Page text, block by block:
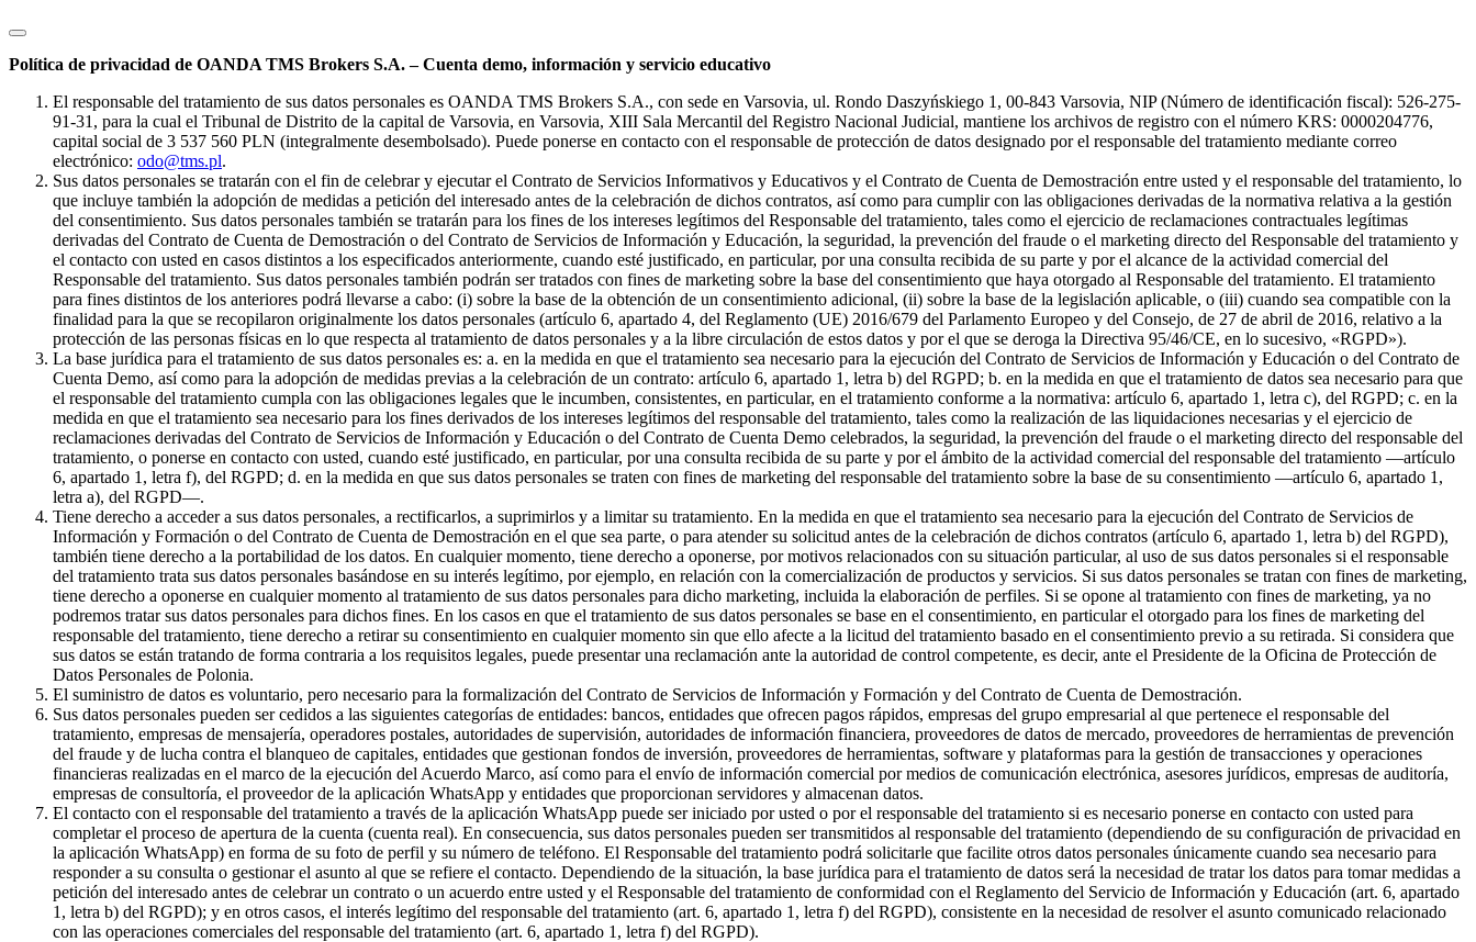
Política de privacidad de OANDA TMS Brokers S.A. – Cuenta demo, información y servicio educativo
El responsable del tratamiento de sus datos personales es OANDA TMS Brokers S.A., con sede en Varsovia, ul. Rondo Daszyńskiego 1, 00-843 Varsovia, NIP (Número de identificación fiscal): 526-275-
91-31, para la cual el Tribunal de Distrito de la capital de Varsovia, en Varsovia, XIII Sala Mercantil del Registro Nacional Judicial, mantiene los archivos de registro con el número KRS: 0000204776,
capital social de 3 537 560 PLN (integralmente desembolsado). Puede ponerse en contacto con el responsable de protección de datos designado por el responsable del tratamiento mediante correo
electrónico: odo@tms.pl.
Sus datos personales se tratarán con el fin de celebrar y ejecutar el Contrato de Servicios Informativos y Educativos y el Contrato de Cuenta de Demostración entre usted y el responsable del tratamiento, lo
que incluye también la adopción de medidas a petición del interesado antes de la celebración de dichos contratos, así como para cumplir con las obligaciones derivadas de la normativa relativa a la gestión
del consentimiento. Sus datos personales también se tratarán para los fines de los intereses legítimos del Responsable del tratamiento, tales como el ejercicio de reclamaciones contractuales legítimas
derivadas del Contrato de Cuenta de Demostración o del Contrato de Servicios de Información y Educación, la seguridad, la prevención del fraude o el marketing directo del Responsable del tratamiento y
el contacto con usted en casos distintos a los especificados anteriormente, cuando esté justificado, en particular, por una consulta recibida de su parte y por el alcance de la actividad comercial del
Responsable del tratamiento. Sus datos personales también podrán ser tratados con fines de marketing sobre la base del consentimiento que haya otorgado al Responsable del tratamiento. El tratamiento
para fines distintos de los anteriores podrá llevarse a cabo: (i) sobre la base de la obtención de un consentimiento adicional, (ii) sobre la base de la legislación aplicable, o (iii) cuando sea compatible con la
finalidad para la que se recopilaron originalmente los datos personales (artículo 6, apartado 4, del Reglamento (UE) 2016/679 del Parlamento Europeo y del Consejo, de 27 de abril de 2016, relativo a la
protección de las personas físicas en lo que respecta al tratamiento de datos personales y a la libre circulación de estos datos y por el que se deroga la Directiva 95/46/CE, en lo sucesivo, «RGPD»).
La base jurídica para el tratamiento de sus datos personales es: a. en la medida en que el tratamiento sea necesario para la ejecución del Contrato de Servicios de Información y Educación o del Contrato de
Cuenta Demo, así como para la adopción de medidas previas a la celebración de un contrato: artículo 6, apartado 1, letra b) del RGPD; b. en la medida en que el tratamiento de datos sea necesario para que
el responsable del tratamiento cumpla con las obligaciones legales que le incumben, consistentes, en particular, en el tratamiento conforme a la normativa: artículo 6, apartado 1, letra c), del RGPD; c. en la
medida en que el tratamiento sea necesario para los fines derivados de los intereses legítimos del responsable del tratamiento, tales como la realización de las liquidaciones necesarias y el ejercicio de
reclamaciones derivadas del Contrato de Servicios de Información y Educación o del Contrato de Cuenta Demo celebrados, la seguridad, la prevención del fraude o el marketing directo del responsable del
tratamiento, o ponerse en contacto con usted, cuando esté justificado, en particular, por una consulta recibida de su parte y por el ámbito de la actividad comercial del responsable del tratamiento —artículo
6, apartado 1, letra f), del RGPD; d. en la medida en que sus datos personales se traten con fines de marketing del responsable del tratamiento sobre la base de su consentimiento —artículo 6, apartado 1,
letra a), del RGPD—.
Tiene derecho a acceder a sus datos personales, a rectificarlos, a suprimirlos y a limitar su tratamiento. En la medida en que el tratamiento sea necesario para la ejecución del Contrato de Servicios de
Información y Formación o del Contrato de Cuenta de Demostración en el que sea parte, o para atender su solicitud antes de la celebración de dichos contratos (artículo 6, apartado 1, letra b) del RGPD),
también tiene derecho a la portabilidad de los datos. En cualquier momento, tiene derecho a oponerse, por motivos relacionados con su situación particular, al uso de sus datos personales si el responsable
del tratamiento trata sus datos personales basándose en su interés legítimo, por ejemplo, en relación con la comercialización de productos y servicios. Si sus datos personales se tratan con fines de marketing,
tiene derecho a oponerse en cualquier momento al tratamiento de sus datos personales para dicho marketing, incluida la elaboración de perfiles. Si se opone al tratamiento con fines de marketing, ya no
podremos tratar sus datos personales para dichos fines. En los casos en que el tratamiento de sus datos personales se base en el consentimiento, en particular el otorgado para los fines de marketing del
responsable del tratamiento, tiene derecho a retirar su consentimiento en cualquier momento sin que ello afecte a la licitud del tratamiento basado en el consentimiento previo a su retirada. Si considera que
sus datos se están tratando de forma contraria a los requisitos legales, puede presentar una reclamación ante la autoridad de control competente, es decir, ante el Presidente de la Oficina de Protección de
Datos Personales de Polonia.
El suministro de datos es voluntario, pero necesario para la formalización del Contrato de Servicios de Información y Formación y del Contrato de Cuenta de Demostración.
Sus datos personales pueden ser cedidos a las siguientes categorías de entidades: bancos, entidades que ofrecen pagos rápidos, empresas del grupo empresarial al que pertenece el responsable del
tratamiento, empresas de mensajería, operadores postales, autoridades de supervisión, autoridades de información financiera, proveedores de datos de mercado, proveedores de herramientas de prevención
del fraude y de lucha contra el blanqueo de capitales, entidades que gestionan fondos de inversión, proveedores de herramientas, software y plataformas para la gestión de transacciones y operaciones
financieras realizadas en el marco de la ejecución del Acuerdo Marco, así como para el envío de información comercial por medios de comunicación electrónica, asesores jurídicos, empresas de auditoría,
empresas de consultoría, el proveedor de la aplicación WhatsApp y entidades que proporcionan servidores y almacenan datos.
El contacto con el responsable del tratamiento a través de la aplicación WhatsApp puede ser iniciado por usted o por el responsable del tratamiento si es necesario ponerse en contacto con usted para
completar el proceso de apertura de la cuenta (cuenta real). En consecuencia, sus datos personales pueden ser transmitidos al responsable del tratamiento (dependiendo de su configuración de privacidad en
la aplicación WhatsApp) en forma de su foto de perfil y su número de teléfono. El Responsable del tratamiento podrá solicitarle que facilite otros datos personales únicamente cuando sea necesario para
responder a su consulta o gestionar el asunto al que se refiere el contacto. Dependiendo de la situación, la base jurídica para el tratamiento de datos será la necesidad de tratar los datos para tomar medidas a
petición del interesado antes de celebrar un contrato o un acuerdo entre usted y el Responsable del tratamiento de conformidad con el Reglamento del Servicio de Información y Educación (art. 6, apartado
1, letra b) del RGPD); y en otros casos, el interés legítimo del responsable del tratamiento (art. 6, apartado 1, letra f) del RGPD), consistente en la necesidad de resolver el asunto comunicado relacionado
con las operaciones comerciales del responsable del tratamiento (art. 6, apartado 1, letra f) del RGPD).